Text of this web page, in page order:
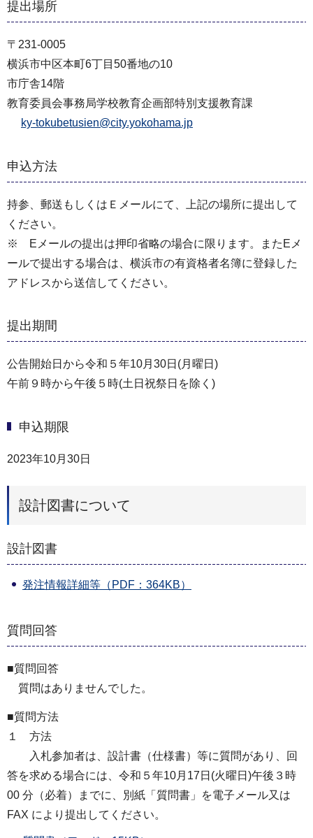
提出場所
〒231-0005
横浜市中区本町6丁目50番地の10
市庁舎14階
教育委員会事務局学校教育企画部特別支援教育課
ky-tokubetusien@city.yokohama.jp
申込方法
持参、郵送もしくはＥメールにて、上記の場所に提出して
ください。
※ Eメールの提出は押印省略の場合に限ります。またEメ
ールで提出する場合は、横浜市の有資格者名簿に登録した
アドレスから送信してください。
提出期間
公告開始日から令和５年10月30日(月曜日)
午前９時から午後５時(土日祝祭日を除く)
申込期限
2023年10月30日
設計図書について
設計図書
発注情報詳細等（PDF：364KB）
質問回答
■質問回答
質問はありませんでした。
■質問方法
１ 方法
入札参加者は、設計書（仕様書）等に質問があり、回
答を求める場合には、令和５年10月17日(火曜日)午後３時
00 分（必着）までに、別紙「質問書」を電子メール又は
FAX により提出してください。